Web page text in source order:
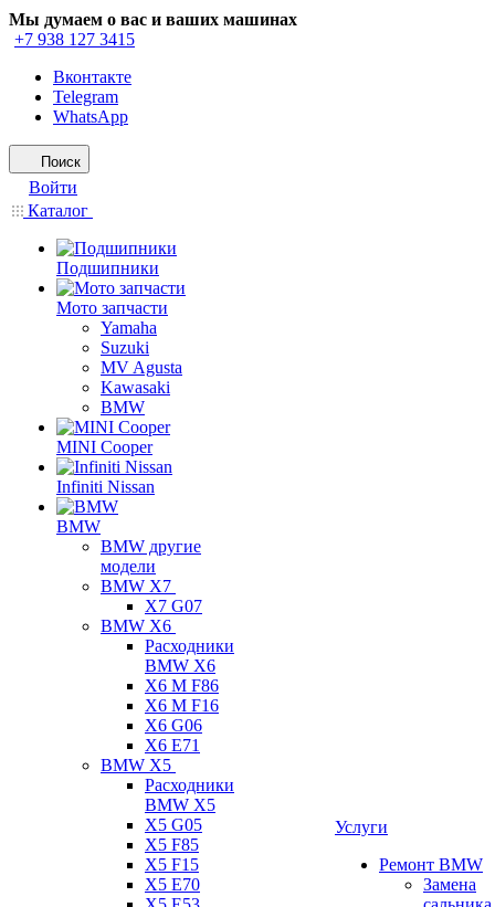
Мы думаем о вас и ваших машинах
+7 938 127 3415
Вконтакте
Telegram
WhatsApp
Поиск
Войти
Каталог
Подшипники
Мото запчасти
Yamaha
Suzuki
MV Agusta
Kawasaki
BMW
MINI Cooper
Infiniti Nissan
BMW
BMW другие
модели
BMW X7
X7 G07
BMW X6
Расходники
BMW X6
X6 M F86
X6 M F16
X6 G06
X6 E71
BMW X5
Расходники
BMW X5
X5 G05
X5 F85
X5 F15
X5 E70
Услуги
Ремонт BMW
Замена